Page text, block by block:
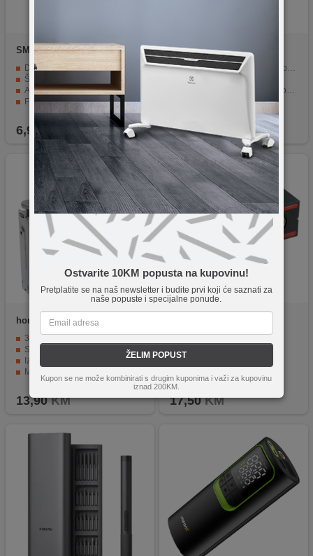
Ostvarite 10KM popusta na kupovinu!
Pretplatite se na naš newsletter i budite prvi koji će saznati za
naše popuste i specijalne ponude.
ŽELIM POPUST
Kupon se ne može kombinirati s drugim kuponima i važi za kupovinu
iznad 200KM.
SMA MTP 5-25
Dužina trake od 5 metara.
Širina trake od 19 mm.
ABS kućište za izdržljivost i otpornost.
Funkcija blokade za precizno mjerenje.
Jednostavna upotreba i lako čitljiva.
6,90
hoco. ZP7 Maddy
Multifunkcionalni uređaj za brzo napuhavanje
Kapacitet baterije 5000mAh
Raspon vrijednosti tlaka napuhavanja 0 – 10,3 bara
Ugrađena LED svjetiljka
99,90KM
home KTG 01
3u1 klamerica za različite poslove.
Spaja U, uske U i T spajalice.
Izdržljiv čelik za dugotrajnost i sigurnost.
Male dimenzije i lagana za nošenje.
Uz klamericu dolazi 300 spajalica.
13,90KM
Vodilica za bušenje
17,50KM